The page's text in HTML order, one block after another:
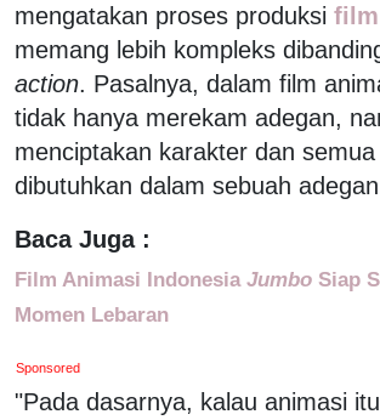
mengatakan proses produksi
memang lebih kompleks
action. Pasalnya, dalam film
tidak hanya merekam adegan,
menciptakan karakter dan
dibutuhkan dalam sebuah
Baca Juga :
Film Animasi Indonesia Jumbo Siap
Momen Lebaran
Sponsored
"Pada dasarnya, kalau animasi